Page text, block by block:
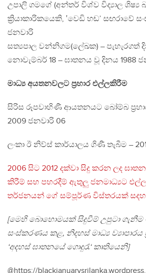
උපාලි ගමගේ (අන්තර් විශ්ව විද්‍යාල
ක්‍රියාකාරිකයෙකි, ‛වෙඩි හඬ’ සඟරාවේ
ජනවාරි
සත්‍යපාල වන්නිගම(ලේඛක) – පැහැරගත්
නොවැම්බර් 18 – ඝාතනය වූ දිනය 1988
මාධ්‍ය අයතනවලට ප්‍රහාර එල්ලකිරීම
සිරිස රූපවාහිණී ආයතනයට බෝම්බ
2009 ජනවාරි 06
ලංකා ඊ නිව්ස් කාර්යාලය ගිණී තැබීම –
2006 සිට 2012 දක්වා සිදු කරන ලද
කිරීම් සහ පහරදීම් ඇතුලු ජනමාධ්‍යට
තර්ජනයන් ගේ සම්පූර්ණ විස්තරයක්
[මෙහි බොහොමයක් සිදුවීම් උපුටා ගැනීම
සංස්කරණය කළ, නිදහස් මාධ්‍ය ව්‍යාපාරය
‘අදහස් ඝාතනයේ ගොදුරැ‘ කෘතියෙනි]
@https://